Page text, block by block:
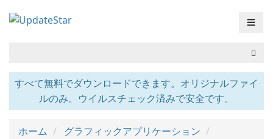
☰
すべて無料でダウンロードできます。オリジナルファイ
ルのみ。ウイルスチェック済みで安全です。
ホーム
グラフィックアプリケーション